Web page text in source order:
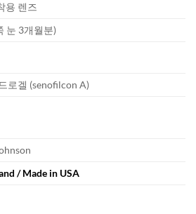
용 렌즈
눈 3개월분)
로겔 (senofilcon A)
/ Made in USA